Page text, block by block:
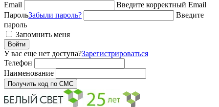
Email
Введите корректный Email
ПарольЗабыли пароль?
Введите
пароль
Запомнить меня
Войти
У вас еще нет доступа?Зарегистрироваться
Телефон
Наименование
Получить код по СМС